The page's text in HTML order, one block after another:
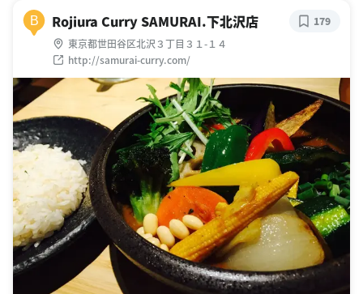
B Rojiura Curry SAMURAI.下北沢店
東京都世田谷区北沢３丁目３１-１４
http://samurai-curry.com/
179